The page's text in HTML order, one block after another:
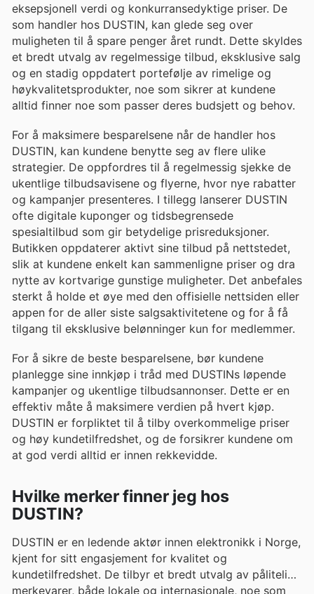
eksepsjonell verdi og konkurransedyktige priser. De
som handler hos DUSTIN, kan glede seg over
muligheten til å spare penger året rundt. Dette skyldes
et bredt utvalg av regelmessige tilbud, eksklusive salg
og en stadig oppdatert portefølje av rimelige og
høykvalitetsprodukter, noe som sikrer at kundene
alltid finner noe som passer deres budsjett og behov.
For å maksimere besparelsene når de handler hos
DUSTIN, kan kundene benytte seg av flere ulike
strategier. De oppfordres til å regelmessig sjekke de
ukentlige tilbudsavisene og flyerne, hvor nye rabatter
og kampanjer presenteres. I tillegg lanserer DUSTIN
ofte digitale kuponger og tidsbegrensede
spesialtilbud som gir betydelige prisreduksjoner.
Butikken oppdaterer aktivt sine tilbud på nettstedet,
slik at kundene enkelt kan sammenligne priser og dra
nytte av kortvarige gunstige muligheter. Det anbefales
sterkt å holde et øye med den offisielle nettsiden eller
appen for de aller siste salgsaktivitetene og for å få
tilgang til eksklusive belønninger kun for medlemmer.
For å sikre de beste besparelsene, bør kundene
planlegge sine innkjøp i tråd med DUSTINs løpende
kampanjer og ukentlige tilbudsannonser. Dette er en
effektiv måte å maksimere verdien på hvert kjøp.
DUSTIN er forpliktet til å tilby overkommelige priser
og høy kundetilfredshet, og de forsikrer kundene om
at god verdi alltid er innen rekkevidde.
Hvilke merker finner jeg hos
DUSTIN?
DUSTIN er en ledende aktør innen elektronikk i Norge,
kjent for sitt engasjement for kvalitet og
kundetilfredshet. De tilbyr et bredt utvalg av pålitelige
merkevarer, både lokale og internasjonale, noe som